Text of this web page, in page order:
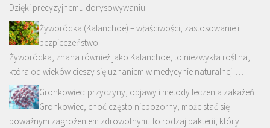
Dzięki precyzyjnemu dorysowywaniu …
Żyworódka (Kalanchoe) – właściwości, zastosowanie i
bezpieczeństwo
Żyworódka, znana również jako Kalanchoe, to niezwykła roślina,
która od wieków cieszy się uznaniem w medycynie naturalnej. …
Gronkowiec: przyczyny, objawy i metody leczenia zakażeń
Gronkowiec, choć często niepozorny, może stać się
poważnym zagrożeniem zdrowotnym. To rodzaj bakterii, który